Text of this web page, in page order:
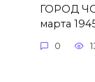
ГОРОД
марта
0